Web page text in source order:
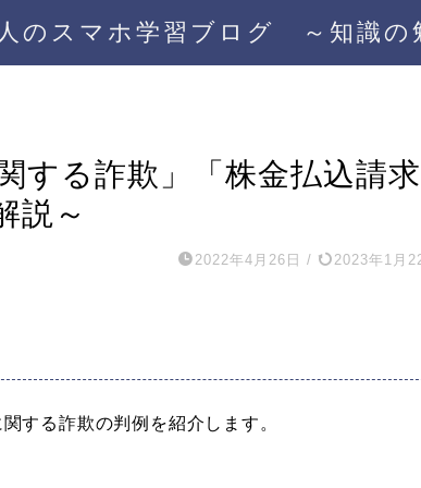
のスマホ学習ブログ ～知識の
する詐欺」「株金払込請求
説～
2022年4月26日 / 2023年1月
する詐欺の判例を紹介します。